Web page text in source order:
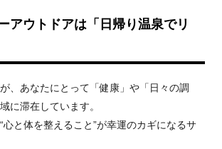
アウトドアは「日帰り温泉でリ
、あなたにとって「健康」や「日々の調
に滞在しています。
心と体を整えること”が幸運のカギになるサ